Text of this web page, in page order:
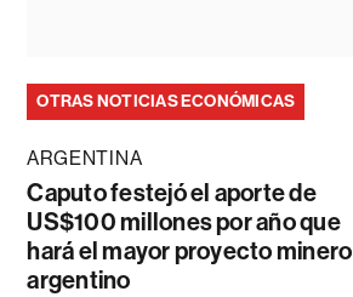
OTRAS NOTICIAS ECONÓMICAS
ARGENTINA
Caputo festejó el aporte de
US$100 millones por año que
hará el mayor proyecto minero
argentino